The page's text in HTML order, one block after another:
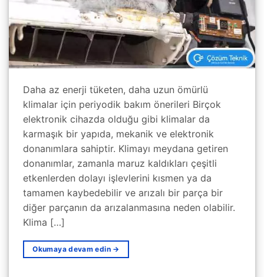
Daha az enerji tüketen, daha uzun ömürlü
klimalar için periyodik bakım önerileri Birçok
elektronik cihazda olduğu gibi klimalar da
karmaşık bir yapıda, mekanik ve elektronik
donanımlara sahiptir. Klimayı meydana getiren
donanımlar, zamanla maruz kaldıkları çeşitli
etkenlerden dolayı işlevlerini kısmen ya da
tamamen kaybedebilir ve arızalı bir parça bir
diğer parçanın da arızalanmasına neden olabilir.
Klima […]
Okumaya devam edin →